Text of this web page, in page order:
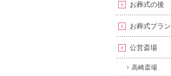
お葬式の後
お葬式プラン
公営斎場
高崎斎場